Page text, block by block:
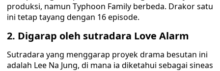
produksi, namun Typhoon Family berbeda. Drakor satu
ini tetap tayang dengan 16 episode.
2. Digarap oleh sutradara Love Alarm
Sutradara yang menggarap proyek drama besutan ini
adalah Lee Na Jung, di mana ia diketahui sebagai sineas